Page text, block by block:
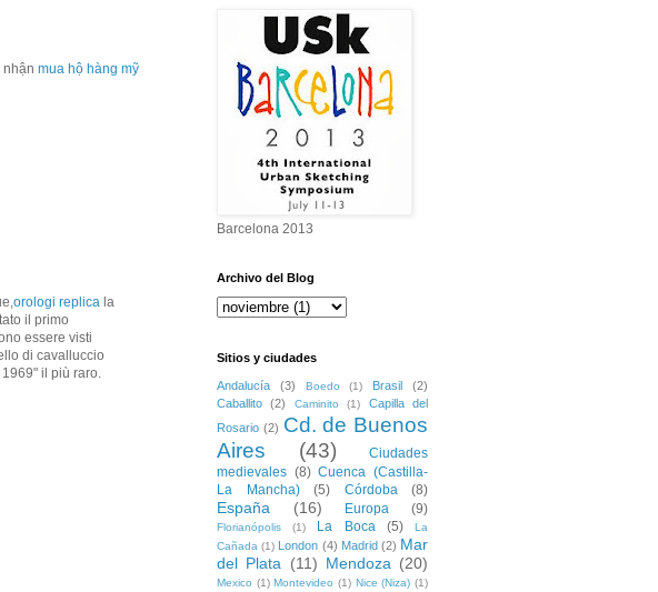
nhận mua hộ hàng mỹ
orologi replica la
il primo
essere visti
di cavalluccio
il più raro.
Barcelona 2013
Archivo del Blog
Sitios y ciudades
Andalucía (3) Boedo (1) Brasil
(2)
Caballito
(2) Caminito (1)
Capilla del
Rosario (2) Cd. de Buenos
Aires
(43)
Ciudades
medievales (8) Cuenca (Castilla-
La Mancha)
(5) Córdoba (8)
España (16) Europa (9)
Florianópolis (1) La Boca (5)
La
Cañada (1) London (4) Madrid (2) Mar
del Plata (11) Mendoza (20)
Mexico (1) Montevideo (1) Nice (Niza) (1)